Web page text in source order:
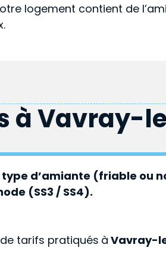
logement contient de
àVavray-
type d’amiante (friable ou
(SS3 / SS4).
tarifs pratiqués à Vavray-